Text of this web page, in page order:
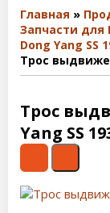
Главная
Запчасти для
Dong Yang SS
Трос
Трос
Yang SS